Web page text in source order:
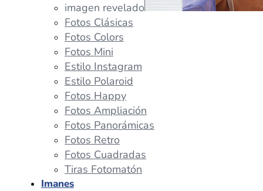
imagen revelado
Fotos Clásicas
Fotos Colors
Fotos Mini
Estilo Instagram
Estilo Polaroid
Fotos Happy
Fotos Ampliación
Fotos Panorámicas
Fotos Retro
Fotos Cuadradas
Tiras Fotomatón
Imanes